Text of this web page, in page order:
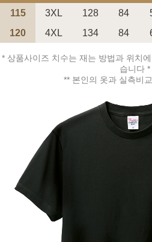
페이코 ID로 페
115 3XL 128 84
120
4XL 134 84
* 상품사이즈 치수는 재는 방법과 위치
습니다 *
** 본인의 옷과 실측비